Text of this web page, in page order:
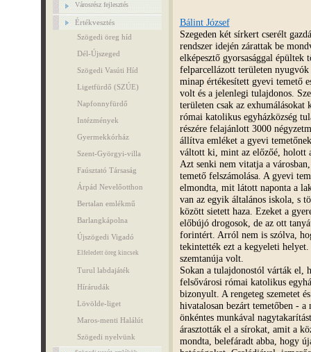
Városrész fejlesztés
Értékvesztés
Szögedi öreg híd
Dél-Újszeged
Szögedi Vasúti Híd
Ligetfürdő (SZÚE)
Napfonnyfürdő
Intézmények
Gyermekkórház
Szent-Györgyi-villa
Faúsztató Társaság
Árpád Nevelőotthon
Bertalan emlékmű
Barlangkápolna
Újszögedi Vigadó
Elfeledett öreg kincsek
Turul labdajáték
Hírárudák
Lövölde-liget
Maros-menti Halálút
Szögedi nyelvünk
Bálint József
Szegeden két sírkert cserélt
rendszer idején zárattak be
elképesztő gyorsasággal épültek
felparcellázott területen
minap értékesített gyevi temető
volt és a jelenlegi tulajdonos.
területen csak az
római katolikus egyházközség
részére felajánlott 3000
állítva emléket a gyevi
váltott ki, mint az előzőé, holott
Azt senki nem vitatja a
temető felszámolása. A gyevi
elmondta, mit látott naponta a
van az egyik általános iskola, s
között sietett haza. Ezeket a
előbújó drogosok, de az ott
forintért. Arról nem is szólva,
tekintették ezt a kegyeleti helyet.
szemtanúja volt.
Sokan a tulajdonostól várták el,
felsővárosi római katolikus
bizonyult. A rengeteg szemetet
hivatalosan bezárt temetőben -
önkéntes munkával
árasztották el a sírokat, amit a
mondta, belefáradt abba, hogy